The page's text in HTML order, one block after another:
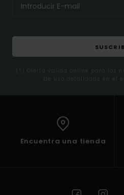
(*) Oferta valida online para los
de uso detalladas en el
Encuentra una tienda